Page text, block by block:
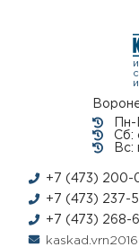
Сб:
Вс:
+7 (473) 200-
+7 (473) 237-
+7 (473) 268-